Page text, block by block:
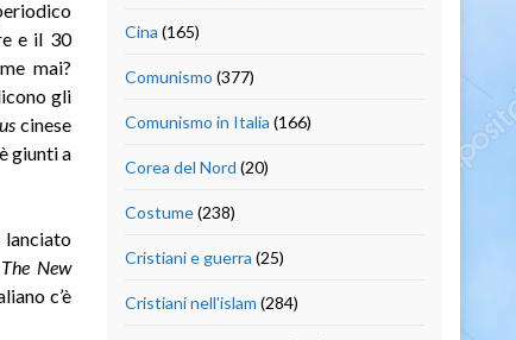
e il 30
mai?
gli
cinese
giunti a
lanciato
The New
c’è
Cina (165)
Comunismo (377)
Comunismo in Italia (166)
Corea del Nord (20)
Costume(238)
Cristiani e guerra (25)
Cristiani nell'islam (284)